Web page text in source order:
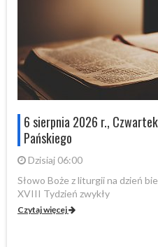
6 sierpnia 2026 r.,
Pańskiego
Dzisiaj 06:00
Słowo Boże z liturgii na dzień
XVIII Tydzień zwykły
Czytaj więcej